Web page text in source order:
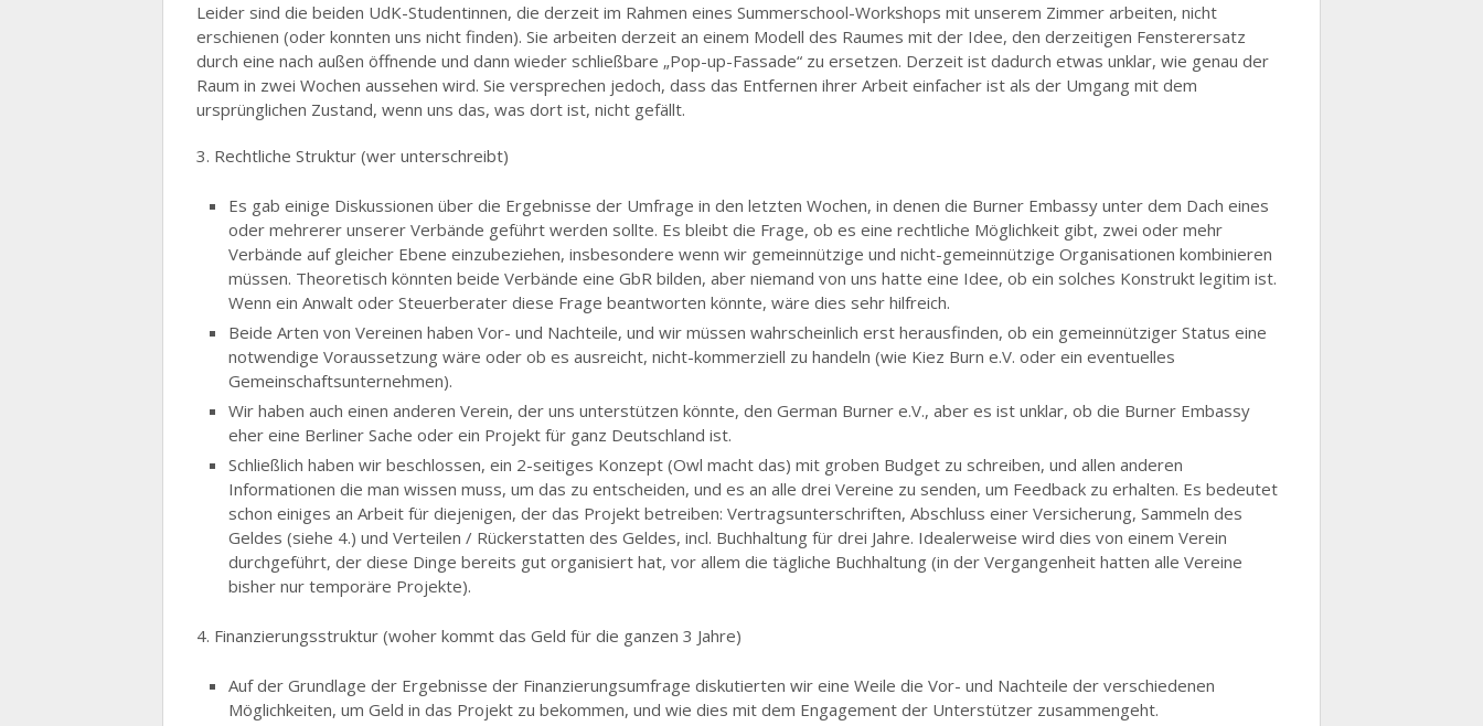
Leider sind die beiden UdK-Studentinnen, die derzeit im Rahmen eines Summerschool-Workshops mit unserem Zimmer arbeiten, nicht
erschienen (oder konnten uns nicht finden). Sie arbeiten derzeit an einem Modell des Raumes mit der Idee, den derzeitigen Fensterersatz
durch eine nach außen öffnende und dann wieder schließbare „Pop-up-Fassade“ zu ersetzen. Derzeit ist dadurch etwas unklar, wie genau der
Raum in zwei Wochen aussehen wird. Sie versprechen jedoch, dass das Entfernen ihrer Arbeit einfacher ist als der Umgang mit dem
ursprünglichen Zustand, wenn uns das, was dort ist, nicht gefällt.
3. Rechtliche Struktur (wer unterschreibt)
Es gab einige Diskussionen über die Ergebnisse der Umfrage in den letzten Wochen, in denen die Burner Embassy unter dem Dach eines
oder mehrerer unserer Verbände geführt werden sollte. Es bleibt die Frage, ob es eine rechtliche Möglichkeit gibt, zwei oder mehr
Verbände auf gleicher Ebene einzubeziehen, insbesondere wenn wir gemeinnützige und nicht-gemeinnützige Organisationen kombinieren
müssen. Theoretisch könnten beide Verbände eine GbR bilden, aber niemand von uns hatte eine Idee, ob ein solches Konstrukt legitim ist.
Wenn ein Anwalt oder Steuerberater diese Frage beantworten könnte, wäre dies sehr hilfreich.
Beide Arten von Vereinen haben Vor- und Nachteile, und wir müssen wahrscheinlich erst herausfinden, ob ein gemeinnütziger Status eine
notwendige Voraussetzung wäre oder ob es ausreicht, nicht-kommerziell zu handeln (wie Kiez Burn e.V. oder ein eventuelles
Gemeinschaftsunternehmen).
Wir haben auch einen anderen Verein, der uns unterstützen könnte, den German Burner e.V., aber es ist unklar, ob die Burner Embassy
eher eine Berliner Sache oder ein Projekt für ganz Deutschland ist.
Schließlich haben wir beschlossen, ein 2-seitiges Konzept (Owl macht das) mit groben Budget zu schreiben, und allen anderen
Informationen die man wissen muss, um das zu entscheiden, und es an alle drei Vereine zu senden, um Feedback zu erhalten. Es bedeutet
schon einiges an Arbeit für diejenigen, der das Projekt betreiben: Vertragsunterschriften, Abschluss einer Versicherung, Sammeln des
Geldes (siehe 4.) und Verteilen / Rückerstatten des Geldes, incl. Buchhaltung für drei Jahre. Idealerweise wird dies von einem Verein
durchgeführt, der diese Dinge bereits gut organisiert hat, vor allem die tägliche Buchhaltung (in der Vergangenheit hatten alle Vereine
bisher nur temporäre Projekte).
4. Finanzierungsstruktur (woher kommt das Geld für die ganzen 3 Jahre)
Auf der Grundlage der Ergebnisse der Finanzierungsumfrage diskutierten wir eine Weile die Vor- und Nachteile der verschiedenen
Möglichkeiten, um Geld in das Projekt zu bekommen, und wie dies mit dem Engagement der Unterstützer zusammengeht.